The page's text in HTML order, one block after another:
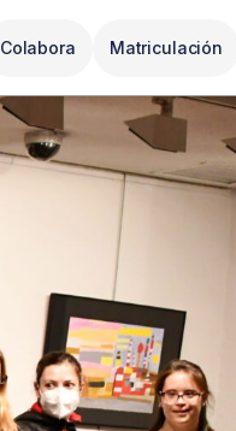
Colabora Matriculación